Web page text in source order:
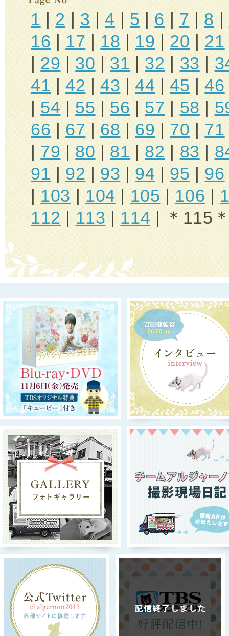
1|2|3|4|5|6|7|8|
16|17|18|19|20|21
|29|30|31|32|33|
41|42|43|44|45|46
|54|55|56|57|58|
66|67|68|69|70|71
|79|80|81|82|83|
91|92|93|94|95|96
|103|104|105|106|
112|113|114| ＊115